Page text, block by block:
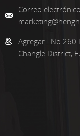
Correo
Agregar : No.260
Changle District,